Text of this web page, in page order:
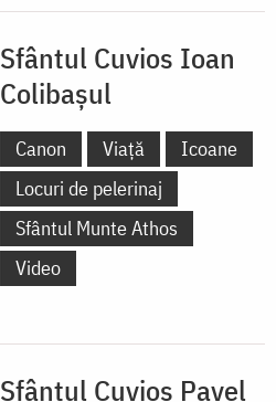
Sfântul Cuvios Ioan
Colibașul
Canon Viață
Icoane
Locuri de pelerinaj
Sfântul Munte Athos
Video
Sfântul Cuvios Pavel